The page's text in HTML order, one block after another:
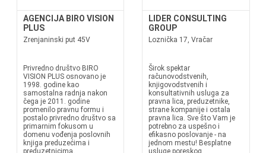
AGENCIJA BIRO VISION
PLUS
Zrenjaninski put 45V
Privredno društvo BIRO
VISION PLUS osnovano je
1998. godine kao
samostalna radnja nakon
čega je 2011. godine
promenilo pravnu formu i
postalo privredno društvo sa
primarnim fokusom u
domenu vođenja poslovnih
knjiga preduzećima i
preduzetnicima.
LIDER CONSULTING
GROUP
Loznička 17, Vračar
Širok spektar
računovodstvenih,
knjigovodstvenih i
konsultativnih usluga za
pravna lica, preduzetnike,
strane kompanije i ostala
pravna lica. Sve što Vam je
potrebno za uspešno i
efikasno poslovanje - na
jednom mestu! Besplatne
usluge poreskog